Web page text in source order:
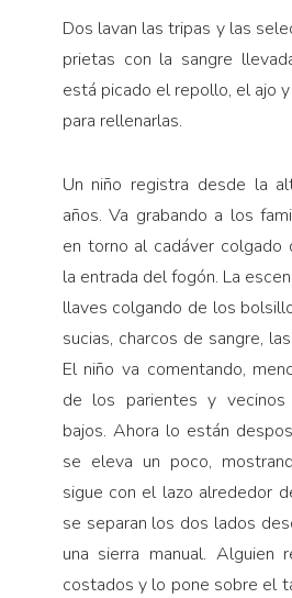
Dos lavan las tripas y las
prietas con la sangre
está pica­do el repollo, el ajo
para rellenarlas.
Un niño registra desde la
años. Va grabando a los
en torno al cadáver colgado
la entrada del fo­gón. La
llaves colgando de los
sucias, charcos de sangre,
El niño va comentando,
de los parientes y
bajos. Ahora lo están
se eleva un poco,
sigue con el lazo alrededor
se separan los dos la­dos
una sierra manual. Alguien
costados y lo pone sobre el